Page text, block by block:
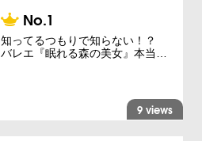
知ってるつもりで知らない！？
バレエ『眠れる森の美女』本当…
9 views